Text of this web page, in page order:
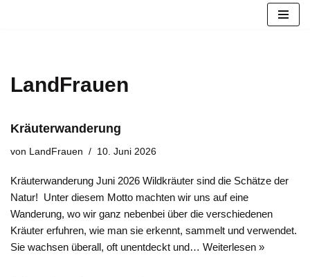
LandFrauen
Kräuterwanderung
von LandFrauen 10. Juni 2026
Kräuterwanderung Juni 2026 Wildkräuter sind die Schätze der
Natur! Unter diesem Motto machten wir uns auf eine
Wanderung, wo wir ganz nebenbei über die verschiedenen
Kräuter erfuhren, wie man sie erkennt, sammelt und verwendet.
Sie wachsen überall, oft unentdeckt und… Weiterlesen »